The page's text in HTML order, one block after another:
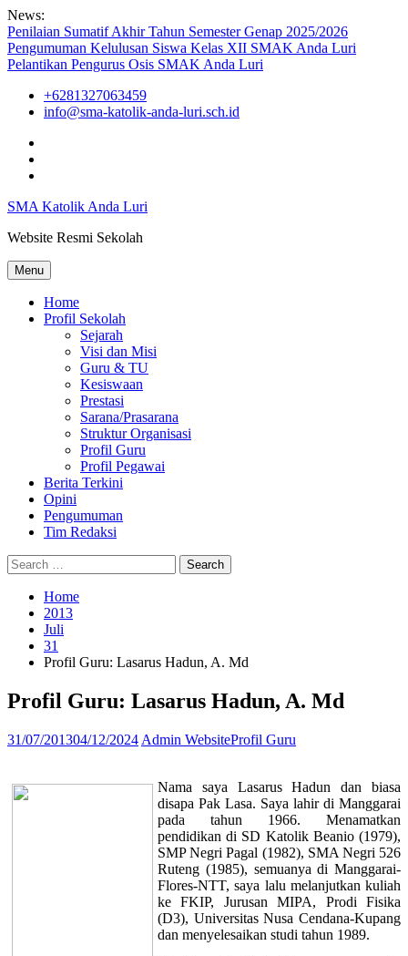
Skip
to
content
News:
Penilaian Sumatif Akhir Tahun Semester Genap 2025/2026
Pengumuman Kelulusan Siswa Kelas XII SMAK Anda Luri
Pelantikan Pengurus Osis SMAK Anda Luri
+6281327063459
info@sma-katolik-anda-luri.sch.id
SMA Katolik Anda Luri
Website Resmi Sekolah
Menu
Home
Profil Sekolah
Sejarah
Visi dan Misi
Guru & TU
Kesiswaan
Prestasi
Sarana/Prasarana
Struktur Organisasi
Profil Guru
Profil Pegawai
Berita Terkini
Opini
Pengumuman
Tim Redaksi
Search
Search
Close
Search
for:
Search
Home
2013
Juli
31
Profil Guru: Lasarus Hadun, A. Md
Profil Guru: Lasarus Hadun, A. Md
31/07/201304/12/2024 Admin WebsiteProfil Guru
Nama saya Lasarus Hadun dan biasa
disapa Pak Lasa. Saya lahir di Manggarai
pada tahun 1966. Menamatkan
pendidikan di SD Katolik Beanio (1979),
SMP Negri Pagal (1982), SMA Negri 526
Ruteng (1985), semuanya di Manggarai-
Flores-NTT, saya lalu melanjutkan kuliah
ke FKIP, Jurusan MIPA, Prodi Fisika
(D3), Universitas Nusa Cendana-Kupang
dan menyelesaikan studi tahun 1989.